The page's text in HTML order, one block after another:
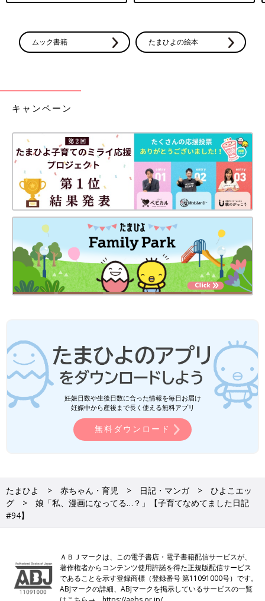
ムック書籍 たまひよの絵本
キャンペーン
妊娠日数や生後日数に合った情報を毎日お届け
妊娠中から産後まで長く使える無料アプリ
無料ダウンロード
たまひよ 赤ちゃん・育児 日記・マンガ
ひよこエッ
グ
娘「私、漫画になってる…？」【子育てなめてました日記
#94】
ＡＢＪマークは、この電子書店・電子書籍配信サービスが、
著作権者からコンテンツ使用許諾を得た正規版配信サービス
であることを示す登録商標（登録番号 第11091000号）です。
ABJマークの詳細、ABJマークを掲示しているサービスの一覧